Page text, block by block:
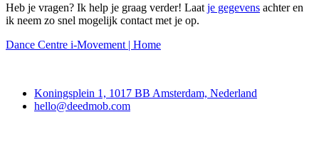
Heb je vragen? Ik help je graag verder! Laat je gegevens achter en
ik neem zo snel mogelijk contact met je op.
Dance Centre i-Movement | Home
Koningsplein 1, 1017 BB Amsterdam, Nederland
hello@deedmob.com